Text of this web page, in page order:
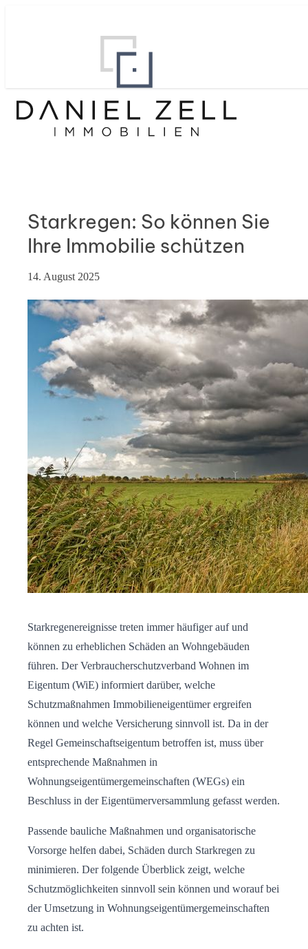
Starkregen: So können Sie
Ihre Immobilie schützen
14. August 2025
Starkregenereignisse treten immer häufiger auf und
können zu erheblichen Schäden an Wohngebäuden
führen. Der Verbraucherschutzverband Wohnen im
Eigentum (WiE) informiert darüber, welche
Schutzmaßnahmen Immobilieneigentümer ergreifen
können und welche Versicherung sinnvoll ist. Da in der
Regel Gemeinschaftseigentum betroffen ist, muss über
entsprechende Maßnahmen in
Wohnungseigentümergemeinschaften (WEGs) ein
Beschluss in der Eigentümerversammlung gefasst werden.
Passende bauliche Maßnahmen und organisatorische
Vorsorge helfen dabei, Schäden durch Starkregen zu
minimieren. Der folgende Überblick zeigt, welche
Schutzmöglichkeiten sinnvoll sein können und worauf bei
der Umsetzung in Wohnungseigentümergemeinschaften
zu achten ist.